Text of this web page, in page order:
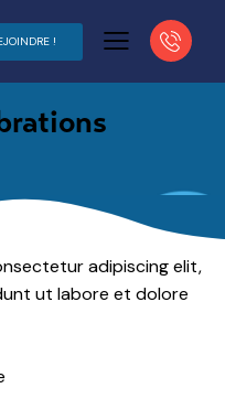
!
adipiscing elit,
ut labore et dolore